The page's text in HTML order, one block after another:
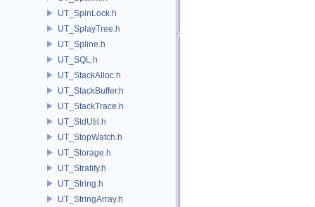
UT_SpinLock.h
UT_SplayTree.h
UT_Spline.h
UT_SQL.h
UT_StackAlloc.h
UT_StackBuffer.h
UT_StackTrace.h
UT_StdUtil.h
UT_StopWatch.h
UT_Storage.h
UT_Stratify.h
UT_String.h
UT_StringArray.h